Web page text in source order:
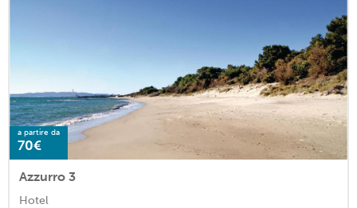
a partire da
70€
Azzurro 3
Hotel